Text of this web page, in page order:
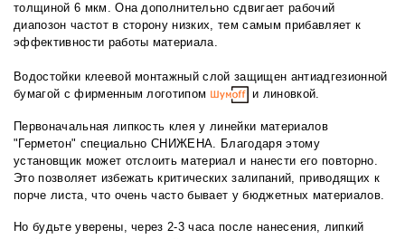
толщиной 6 мкм. Она дополнительно сдвигает рабочий
диапозон частот в сторону низких, тем самым прибавляет к
эффективности работы материала.
Водостойки клеевой монтажный слой защищен антиадгезионной
бумагой с фирменным логотипом
и линовкой.
Первоначальная липкость клея у линейки материалов
"Герметон" специально СНИЖЕНА. Благодаря этому
установщик может отслоить материал и нанести его повторно.
Это позволяет избежать критических залипаний, приводящих к
порче листа, что очень часто бывает у бюджетных материалов.
Но будьте уверены, через 2-3 часа после нанесения, липкий